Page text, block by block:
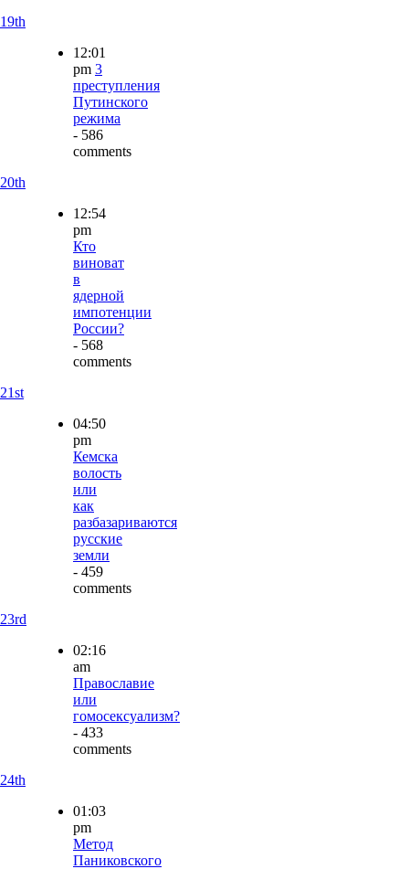
19th
12:01
pm 3
преступления
Путинского
режима
- 586
comments
20th
12:54
pm
Кто
виноват
в
ядерной
импотенции
России?
- 568
comments
21st
04:50
pm
Кемска
волость
или
как
разбазариваются
русские
земли
- 459
comments
23rd
02:16
am
Православие
или
гомосексуализм?
- 433
comments
24th
01:03
pm
Метод
Паниковского